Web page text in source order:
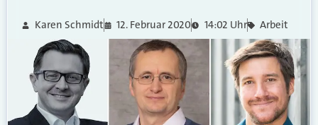
Karen Schmidt 12. Februar 2020 14:02 Uhr Arbeit